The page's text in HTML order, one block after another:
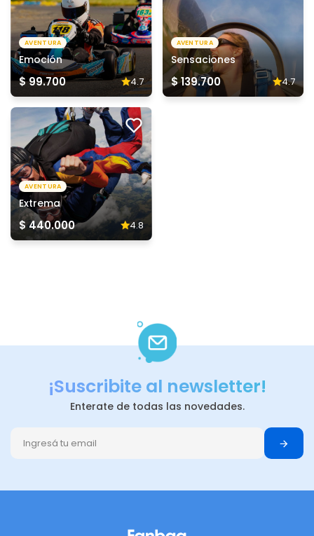
AVENTURA
Emoción
$ 99.700 4.7
AVENTURA
Sensaciones
$ 139.700 4.7
AVENTURA
Extrema
$ 440.000 4.8
¡Suscribite al newsletter!
Enterate de todas las novedades.